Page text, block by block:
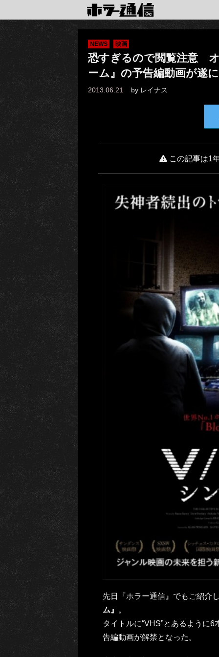
NEWS 映画
恐すぎるので閲覧注意
ーム』の予告編動画が遂
2013.06.21 by レイナス
この記事は1
先日『ホラー通信』でもご紹介
ム』
。
タイトルに“VHS”とあるように
告編動画が解禁となった。